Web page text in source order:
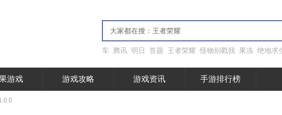
车 腾讯 明日 答题 王者荣耀 怪物别戳我 果冻 绝地求
游戏 游戏攻略 游戏资讯 手游排行榜